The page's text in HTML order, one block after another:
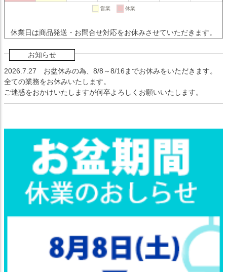
休業日は商品発送・お問合せ対応をお休みさせていただきます。
お知らせ
2026.7.27 お盆休みの為、8/8～8/16までお休みをいただきます。
全ての業務をお休みいたします。
ご迷惑をおかけいたしますが何卒よろしくお願いいたします。